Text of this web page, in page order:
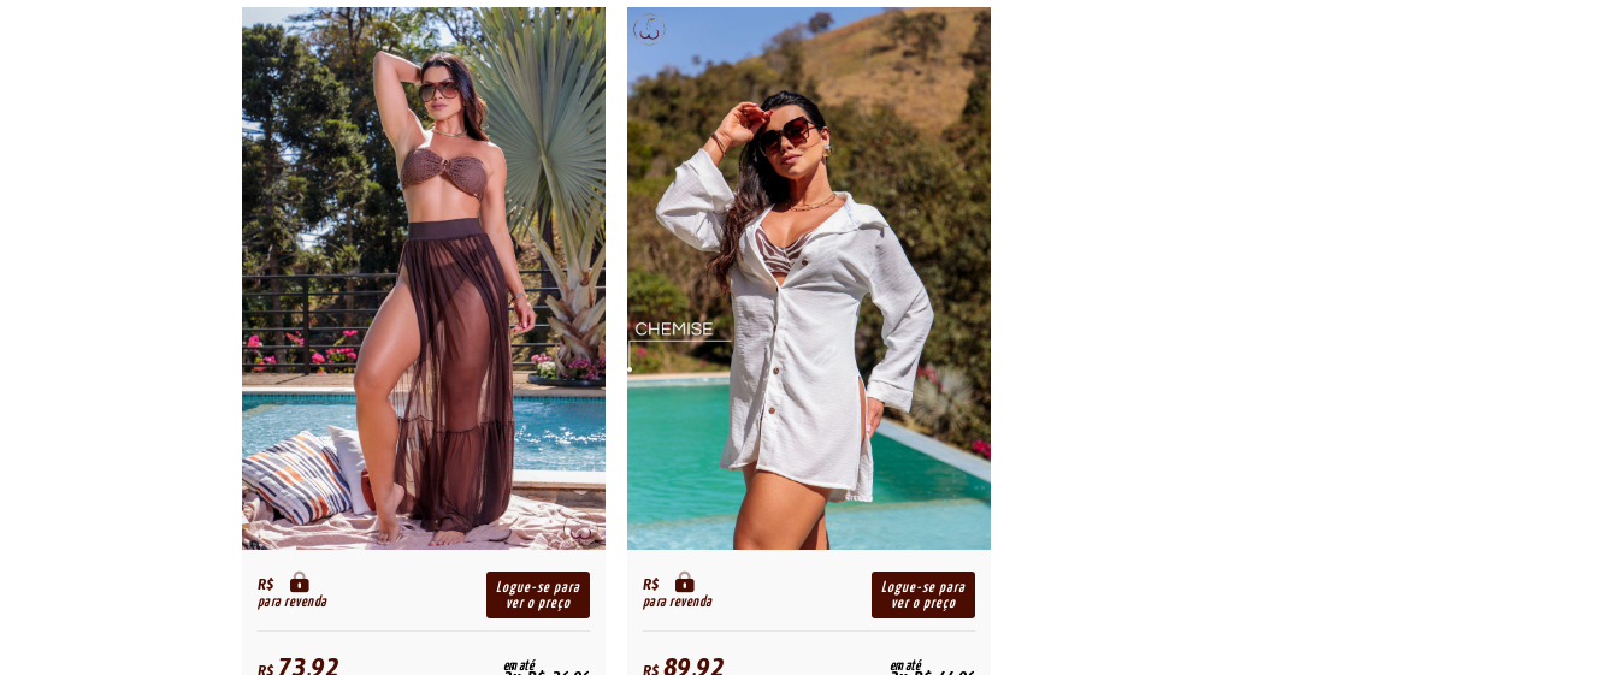
R$
para revenda
Logue-se para
ver o preço
em até
R$
para revenda
Logue-se para
ver o preço
em até